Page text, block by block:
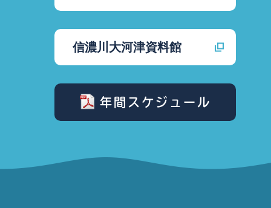
信濃川大河津資料館
年間スケジュール